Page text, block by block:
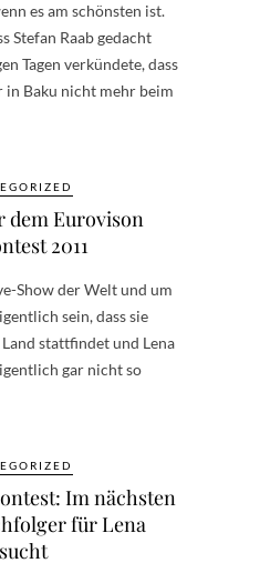
es am schönsten ist.
Stefan Raab gedacht
Tagen verkündete, dass
in Baku nicht mehr beim
dem Eurovison
2011
Show der Welt und um
sein, dass sie
stattfindet und Lena
gar nicht so
Im nächsten
für Lena